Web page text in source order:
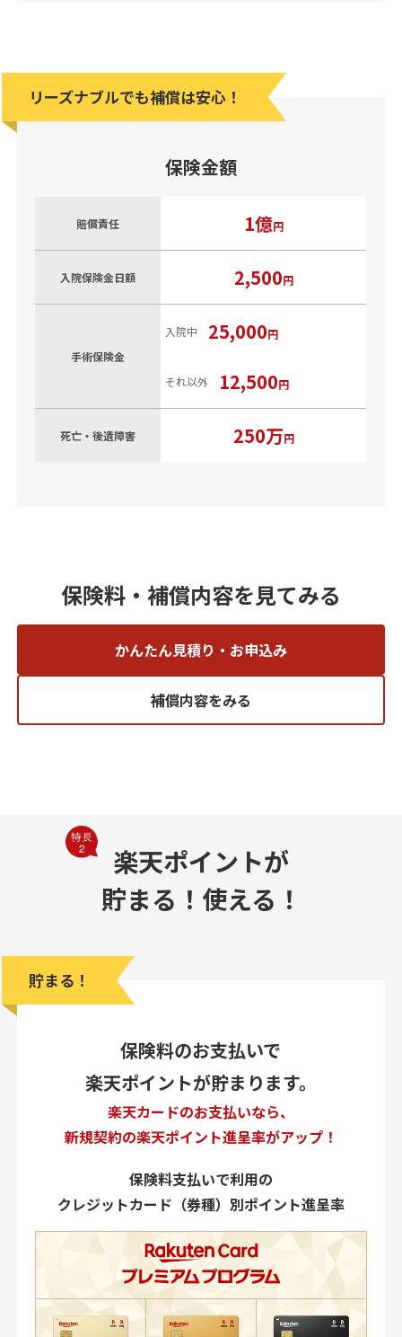
リーズナブルでも補償は安心！
保険金額
賠償責任 1億円
入院保険金日額 2,500円
手術保険金
入院中 25,000円
それ以外 12,500円
死亡・後遺障害 250万円
保険料・補償内容を見てみる
補償内容をみる
かんたん見積り・お申込み
楽天ポイントが
貯まる！使える！
貯まる！
保険料のお支払いで
楽天ポイントが貯まります。
楽天カードのお支払いなら、
新規契約の楽天ポイント進呈率がアップ！
保険料支払いで利用の
クレジットカード（券種）別ポイント進呈率